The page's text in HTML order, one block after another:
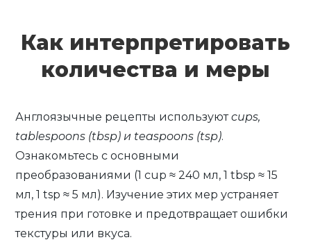
Как интерпретировать
количества и меры
Англоязычные рецепты используютcups,
tablespoons (tbsp) и teaspoons (tsp).
Ознакомьтесь с основными
преобразованиями (1 cup ≈ 240 мл, 1 tbsp ≈ 15
мл, 1 tsp ≈ 5 мл). Изучение этих мер устраняет
трения при готовке и предотвращает ошибки
текстуры или вкуса.